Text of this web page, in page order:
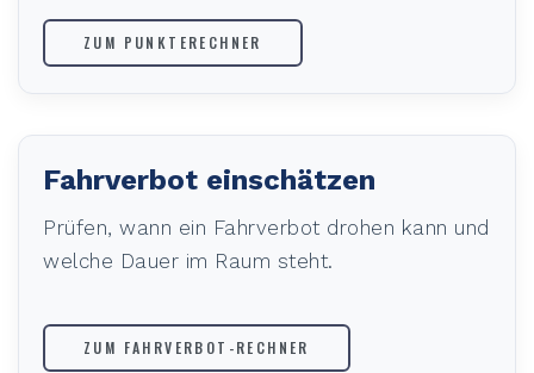
ZUM PUNKTERECHNER
Fahrverbot einschätzen
Prüfen, wann ein Fahrverbot drohen kann und
welche Dauer im Raum steht.
ZUM FAHRVERBOT-RECHNER